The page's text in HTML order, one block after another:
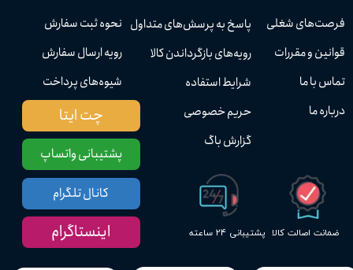
پشتیبانی ۲۴ ساعته ضمانت اصالت کالا
نحوه ثبت سفارش
رویه ارسال سفارش
شیوه‌های پرداخت
پاسخ به پرسش‌های متداول
رویه‌های بازگرداندن کالا
شرایط استفاده
حریم خصوصی
گزارش باگ
فرصت‌های شغلی
قوانین و مقررات
تماس با ما
درباره ما
پشتیبانی واتساپ
چت ایتا
کانال تلگرام
اینستاگرام